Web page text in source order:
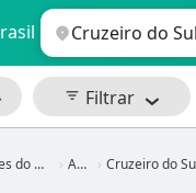
Filtrar
Brasil Acre Cruzeiro do Sul - AC